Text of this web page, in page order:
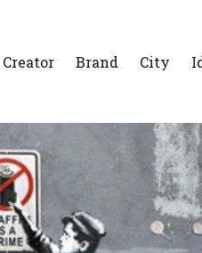
Creator Brand City